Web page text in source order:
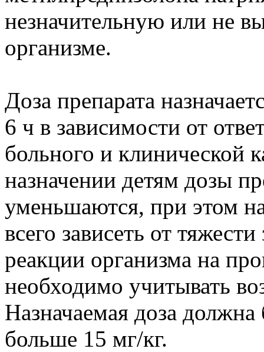
незначительную или не
организме.
Доза препарата
6 ч в зависимости от
больного и клинической
назначении детям дозы
уменьшаются, при этом
всего зависеть от
реакции организма на
необходимо учитывать
Назначаемая доза
больше 15 мг/кг.